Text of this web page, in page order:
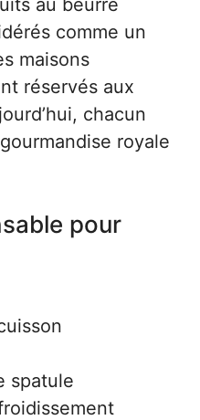
au beurre
comme un
maisons
réservés aux
chacun
royale
pour
spatule